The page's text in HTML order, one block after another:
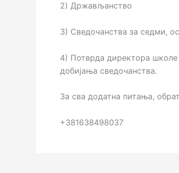
2) Држављанство
3) Сведочанства за седми,
4) Потврда директора
добијања сведочанства.
За сва додатна питања,
+381638498037